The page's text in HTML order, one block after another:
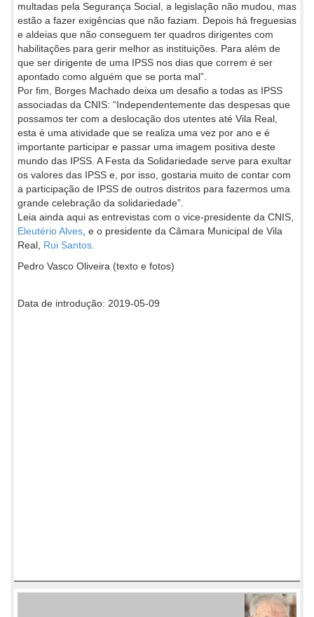
multadas pela Segurança Social, a legislação não mudou, mas
estão a fazer exigências que não faziam. Depois há freguesias
e aldeias que não conseguem ter quadros dirigentes com
habilitações para gerir melhor as instituições. Para além de
que ser dirigente de uma IPSS nos dias que correm é ser
apontado como alguém que se porta mal”.
Por fim, Borges Machado deixa um desafio a todas as IPSS
associadas da CNIS: “Independentemente das despesas que
possamos ter com a deslocação dos utentes até Vila Real,
esta é uma atividade que se realiza uma vez por ano e é
importante participar e passar uma imagem positiva deste
mundo das IPSS. A Festa da Solidariedade serve para exultar
os valores das IPSS e, por isso, gostaria muito de contar com
a participação de IPSS de outros distritos para fazermos uma
grande celebração da solidariedade”.
Leia ainda aqui as entrevistas com o vice-presidente da CNIS,
Eleutério Alves , e o presidente da Câmara Municipal de Vila
Real, Rui Santos
Pedro Vasco Oliveira (texto e fotos)
Data de introdução: 2019-05-09